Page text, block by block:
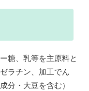
糖、乳等を主原料と
ラチン、加工でん
分・大豆を含む）